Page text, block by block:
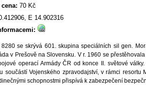
70 Kč
E 14.902316
se skrývá 601. skupina speciálních sil gen.
v Prešově na Slovensku. V r. 1960 se
operací Armády ČR od konce II. světové
součástí Vojenského zpravodajství, v rámci resortu
schopnostmi přispívá k zabezpečení